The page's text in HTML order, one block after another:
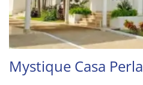
Mystique Casa Perla